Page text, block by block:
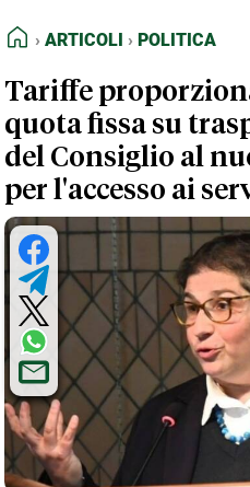
FEED RSS
NORMATIVE
TERMINI e CONDIZIONI
HOME
ARTICOLI POLITICA
Tariffe
quota fissa su
del Consiglio al
per l'accesso ai